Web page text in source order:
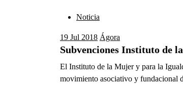
Noticia
19 Jul 2018 Ágora
Subvenciones Instituto de
El Instituto de la Mujer y para la
movimiento asociativo y fundacional